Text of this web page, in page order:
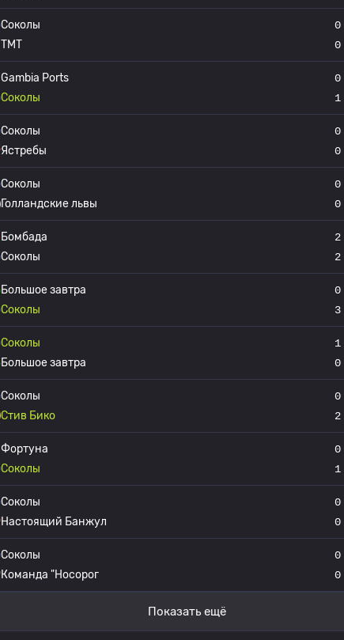
Соколы
TMT
0
0
Gambia Ports
Соколы
0
1
Соколы
Ястребы
0
0
Соколы
Голландские львы
0
0
Бомбада
Соколы
2
2
Большое завтра
Соколы
0
3
Соколы
Большое завтра
1
0
Соколы
Стив Бико
0
2
Фортуна
Соколы
0
1
Соколы
Настоящий Банжул
0
0
Соколы
Команда "Носорог
0
0
Показать ещё